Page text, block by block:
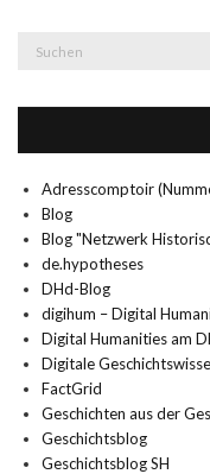
Adresscomptoir
Blog
Blog "Netzwerk
de.hypotheses
DHd-Blog
digihum – Digital
Digital Humanities am
Digitale
FactGrid
Geschichten aus der
Geschichtsblog
Geschichtsblog SH